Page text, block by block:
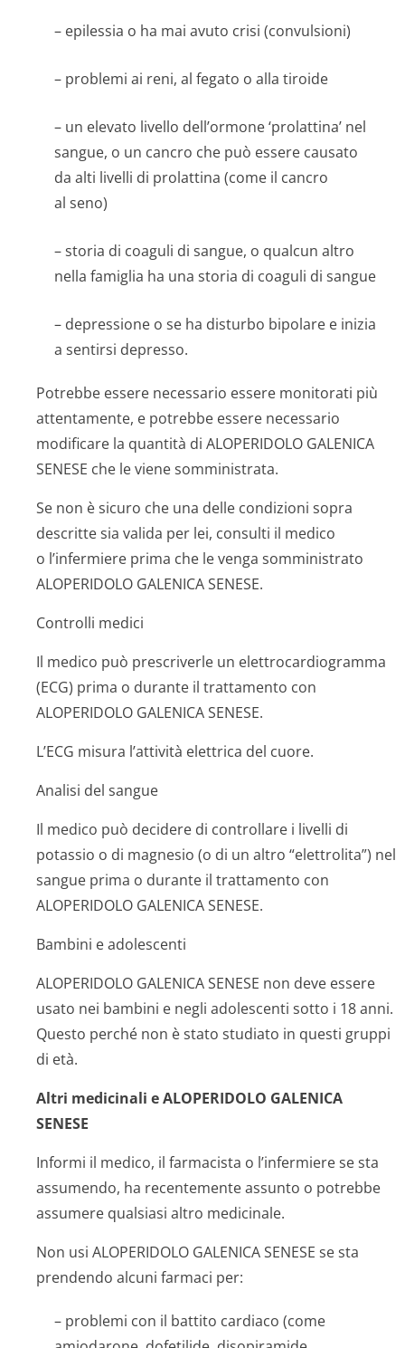
– epilessia o ha mai avuto crisi (convulsioni)
– problemi ai reni, al fegato o alla tiroide
– un elevato livello dell’ormone ‘prolattina’ nel
sangue, o un cancro che può essere causato
da alti livelli di prolattina (come il cancro
al seno)
– storia di coaguli di sangue, o qualcun altro
nella famiglia ha una storia di coaguli di sangue
– depressione o se ha disturbo bipolare e inizia
a sentirsi depresso.
Potrebbe essere necessario essere monitorati più
attentamente, e potrebbe essere necessario
modificare la quantità di ALOPERIDOLO GALENICA
SENESE che le viene somministrata.
Se non è sicuro che una delle condizioni sopra
descritte sia valida per lei, consulti il medico
o l’infermiere prima che le venga somministrato
ALOPERIDOLO GALENICA SENESE.
Controlli medici
Il medico può prescriverle un elettrocardiogramma
(ECG) prima o durante il trattamento con
ALOPERIDOLO GALENICA SENESE.
L’ECG misura l’attività elettrica del cuore.
Analisi del sangue
Il medico può decidere di controllare i livelli di
potassio o di magnesio (o di un altro “elettrolita”) nel
sangue prima o durante il trattamento con
ALOPERIDOLO GALENICA SENESE.
Bambini e adolescenti
ALOPERIDOLO GALENICA SENESE non deve essere
usato nei bambini e negli adolescenti sotto i 18 anni.
Questo perché non è stato studiato in questi gruppi
di età.
Altri medicinali e ALOPERIDOLO GALENICA
SENESE
Informi il medico, il farmacista o l’infermiere se sta
assumendo, ha recentemente assunto o potrebbe
assumere qualsiasi altro medicinale.
Non usi ALOPERIDOLO GALENICA SENESE se sta
prendendo alcuni farmaci per:
– problemi con il battito cardiaco (come